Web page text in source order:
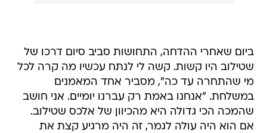
ביום שאחרי ההדחה, התחושות סביב סיום דרכו של
שטילוב היו קשות. קשה לי לנתח עכשיו מה קרה לכל
מי שהתחרה עד כה", מסביר אחד המאמנים
במשלחת. "אנחנו באמת רק עברנו יומיים. אני חושב
שהמכה הכי גדולה היא מהכיוון של אלכס שטילוב.
אם הוא היה עולה לגמר, זה היה מרגיע קצת את